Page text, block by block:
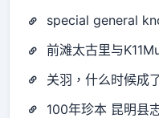
special general
前滩太古里与
关羽，什么时候成
100年珍本 昆明县